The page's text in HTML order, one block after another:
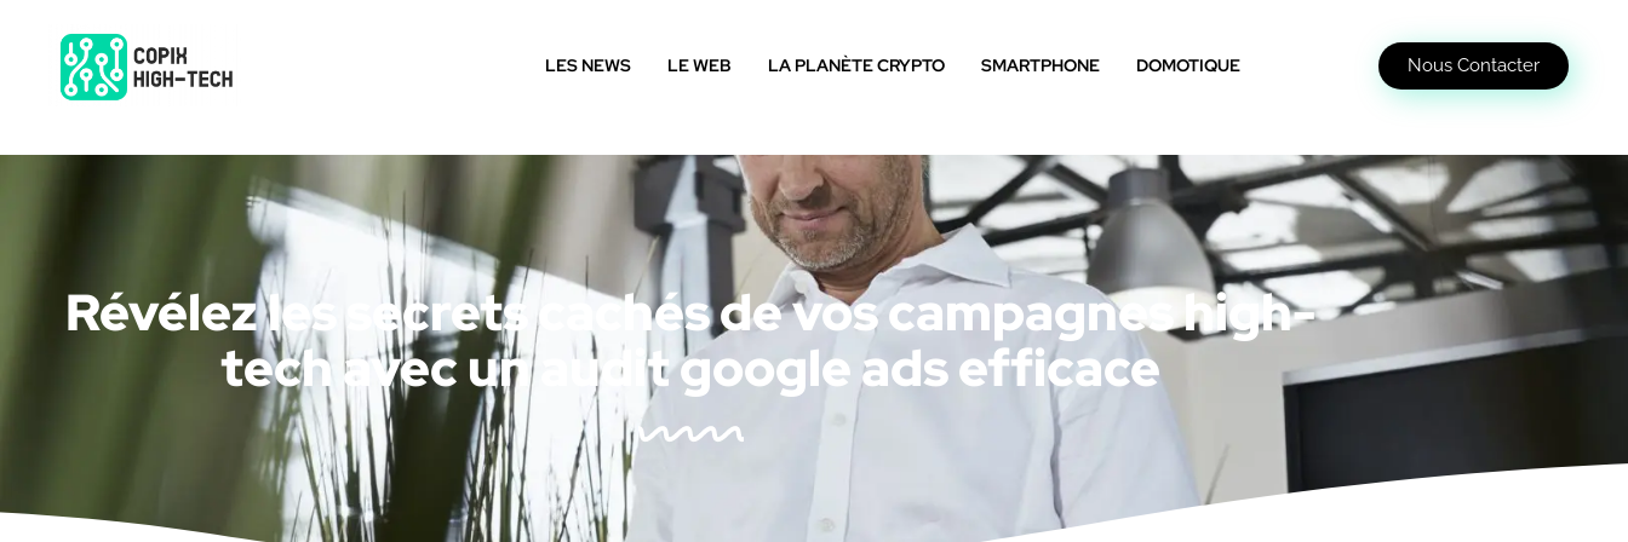
LES NEWS LE WEB LA PLANÈTE CRYPTO SMARTPHONE DOMOTIQUE Nous Contacter
Révélez les secrets cachés de vos campagnes high-
tech avec un audit google ads efficace